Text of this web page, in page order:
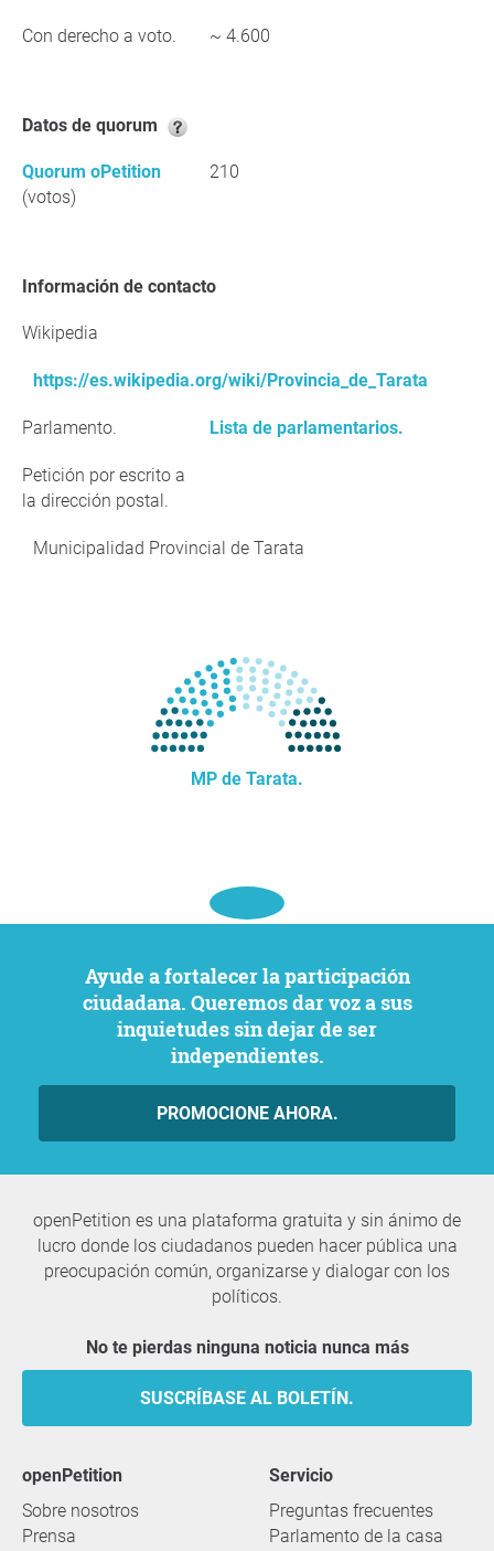
Con derecho a voto. ~ 4.600
Datos de quorum
Quorum oPetition
(votos)
210
Información de contacto
Wikipedia
https://es.wikipedia.org/wiki/Provincia_de_Tarata
Parlamento. Lista de parlamentarios.
Petición por escrito a
la dirección postal.
Municipalidad Provincial de Tarata
MP de Tarata.
Ayude a fortalecer la participación
ciudadana. Queremos dar voz a sus
inquietudes sin dejar de ser
independientes.
PROMOCIONE AHORA.
openPetition es una plataforma gratuita y sin ánimo de
lucro donde los ciudadanos pueden hacer pública una
preocupación común, organizarse y dialogar con los
políticos.
No te pierdas ninguna noticia nunca más
SUSCRÍBASE AL BOLETÍN.
openPetition
Sobre nosotros
Prensa
servicio
Preguntas frecuentes
Parlamento de la casa